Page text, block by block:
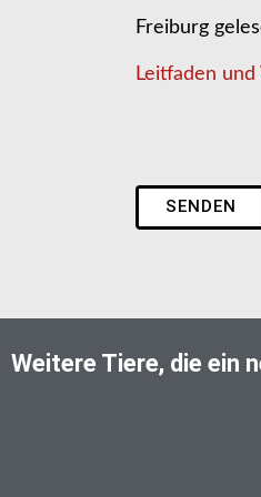
Freiburg
Leitfaden
SENDEN
Weitere Tiere, die ein